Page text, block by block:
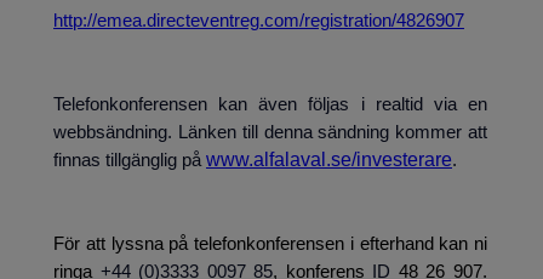
http://emea.directeventreg.com/registration/4826907
Telefonkonferensen kan även följas i realtid via en
webbsändning. Länken till denna sändning kommer att
finnas tillgänglig på www.alfalaval.se/investerare.
För att lyssna på telefonkonferensen i efterhand kan ni
ringa +44 (0)3333 0097 85, konferens ID 48 26 907.